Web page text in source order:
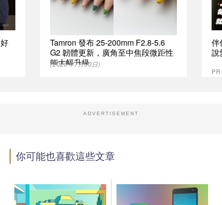
Tamron 發布 25-200mm F2.8-5.6
G2 韌體更新，廣角至中焦段微距性
能大幅升級
(2026年7月30日)
伴
說
ADVERTISEMENT
你可能也喜歡這些文章